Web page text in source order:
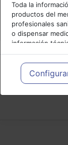
Toda la
productos del
profesionales
o dispensar
información
meramente
profesionales
cada caso
necesidades del